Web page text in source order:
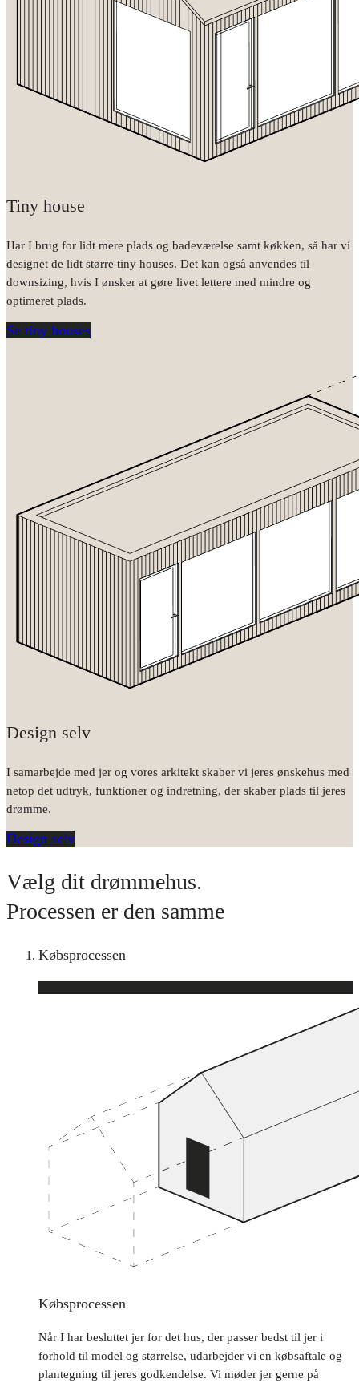
Tiny house
Har I brug for lidt mere plads og badeværelse samt køkken, så har vi
designet de lidt større tiny houses. Det kan også anvendes til
downsizing, hvis I ønsker at gøre livet lettere med mindre og
optimeret plads.
Se tiny houses
Design selv
I samarbejde med jer og vores arkitekt skaber vi jeres ønskehus med
netop det udtryk, funktioner og indretning, der skaber plads til jeres
drømme.
Design selv
Vælg dit drømmehus.
Processen er den samme
Købsprocessen
Købsprocessen
Når I har besluttet jer for det hus, der passer bedst til jer i
forhold til model og størrelse, udarbejder vi en købsaftale og
plantegning til jeres godkendelse. Vi møder jer gerne på